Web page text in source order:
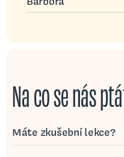
Na co se nás
Máte zkušební lekce?